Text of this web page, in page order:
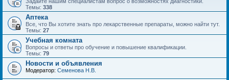
Темы: 338
Аптека
Все, что Вы хотите знать про лекарственные препараты, можно найти тут.
Темы: 27
Учебная комната
Вопросы и ответы про обучение и повышение квалификации.
Темы: 79
Новости и объявления
Модератор: Семенова Н.В.